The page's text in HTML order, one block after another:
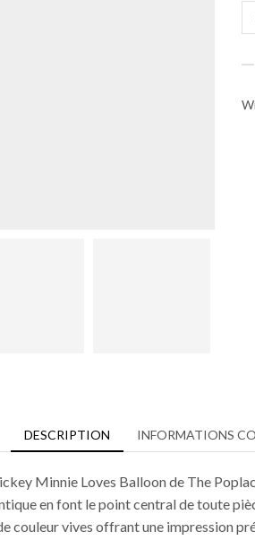
DESCRIPTION INFORMATIONS
Minnie Loves Balloon de The
en font le point central de toute
couleur vives offrant une impression